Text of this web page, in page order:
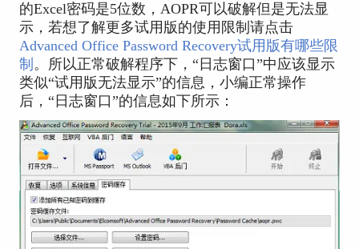
的Excel密码是5位数，AOPR可以破解但是无法显
示，若想了解更多试用版的使用限制请点击
Advanced Office Password Recovery试用版有哪些限
制 。所以正常破解程序下，“日志窗口”中应该显示
类似“试用版无法显示”的信息，小编正常操作
后，“日志窗口”的信息如下所示：